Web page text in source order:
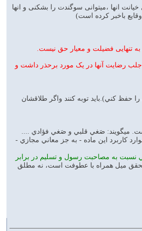
انها ،میتوانی سوگندت را بشکنی و انها
باخبر کرده است)
به تنهایی فضیلت و معیار حق نیست.
جلب رضایت آنها در یک مورد برحذر داشت و
حفظ كني).بايد توبه كنند واگر طلاقشان
ميگويند: صَغي قلبي و صَغي فؤادي ....
كاربرد اين ماده - به جز معاني مجازي -
مهرباني نسبت به مصاحبت رسول و تسليم در برابر
ميل همراه با عطوفت است، نه مطلق